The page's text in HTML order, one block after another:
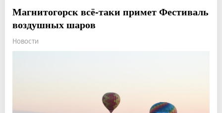
Магнитогорск всё-таки примет Фестиваль
воздушных шаров
Новости